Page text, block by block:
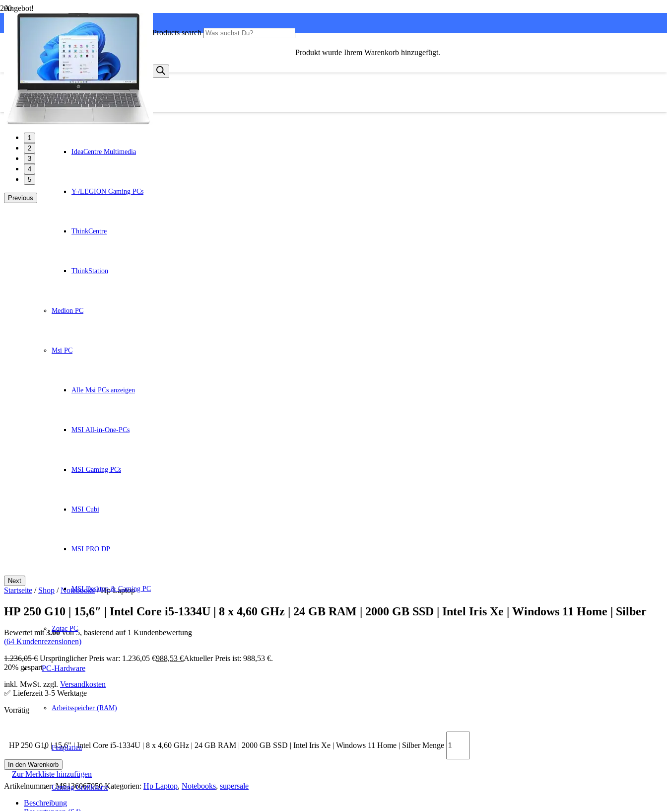
Versandkostenfrei ab 99 Euro
Products search
Produkt wurde Ihrem Warenkorb hinzugefügt.
Lenovo PC
Alle Lenovo PCs anzeigen
IdeaCentre All-in-One
IdeaCentre Multimedia
Y-/LEGION Gaming PCs
ThinkCentre
ThinkStation
Medion PC
Msi PC
Alle Msi PCs anzeigen
MSI All-in-One-PCs
MSI Gaming PCs
MSI Cubi
MSI PRO DP
MSI Desktop & Gaming PC
Zotac PC
PC-Hardware
Arbeitsspeicher (RAM)
Festplatten
Gaming Grafikkarte
Angebot!
1
2
3
4
5
Previous
Next
Startseite / Shop /Notebooks/ Hp Laptop
HP 250 G10 | 15,6″ | Intel Core i5-1334U | 8 x 4,60 GHz | 24 GB RAM | 2000 GB SSD | Intel Iris Xe | Windows 11 Home | Silber
Bewertet mit3.00von 5, basierend auf 1 Kundenbewertung
(64 Kundenrezensionen)
1.236,05€ Ursprünglicher Preis war: 1.236,05 €988,53 €Aktueller Preis ist: 988,53 €.
20% gespart
inkl. MwSt. zzgl. Versandkosten
✅ Lieferzeit 3-5 Werktage
HP 250 G10 | 15,6" | Intel Core i5-1334U | 8 x 4,60 GHz | 24 GB RAM | 2000 GB SSD | Intel Iris Xe | Windows 11 Home | Silber Menge
In den Warenkorb
Zur Merkliste hinzufügen
Artikelnummer:MS136067050 Kategorien: Hp Laptop, Notebooks, supersale
Beschreibung